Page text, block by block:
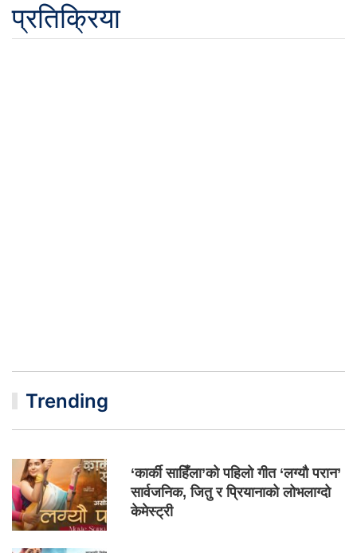
प्रतिक्रिया
Trending
‘कार्की साहिँला’को पहिलो गीत ‘लग्यौ परान’
सार्वजनिक, जितु र प्रियानाको लोभलाग्दो
केमेस्ट्री